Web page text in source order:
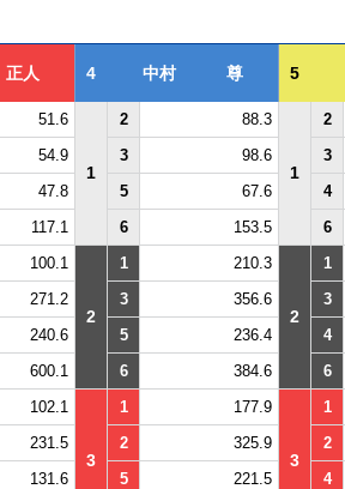
人 4 中村 尊 5
51.6
1
2 88.3
1
2
54.9 3 98.6 3
47.8 5 67.6 4
117.1 6 153.5 6
100.1
2
1 210.3
2
1
271.2 3 356.6 3
240.6 5 236.4 4
600.1 6 384.6 6
102.1
3
1 177.9
3
1
231.5 2 325.9 2
131.6 5 221.5 4